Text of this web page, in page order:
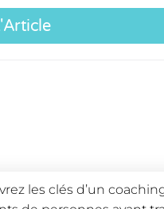
les clés d’un